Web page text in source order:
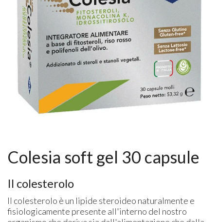
Colesia soft gel 30 capsule
Il colesterolo
Il colesterolo è un lipide steroideo naturalmente e
fisiologicamente presente all'interno del nostro